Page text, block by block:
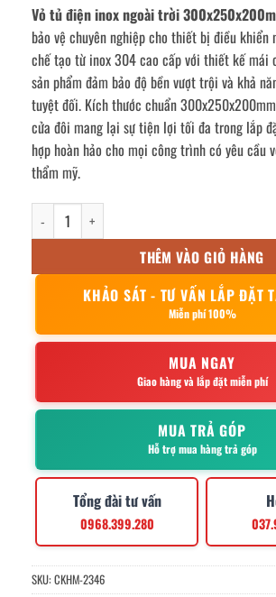
Vỏ tủ điện inox ngoài trời
bảo vệ chuyên nghiệp cho thiết bị điều khiển
chế tạo từ inox 304 cao cấp với thiết kế mái
sản phẩm đảm bảo độ bền vượt trội và khả
tuyệt đối. Kích thước chuẩn
cửa đôi mang lại sự tiện lợi tối đa trong lắp
hợp hoàn hảo cho mọi công trình có yêu cầu
thẩm mỹ.
Vỏ tủ điện inox ngoài trời 300x250x200mm số
THÊM VÀO GIỎ HÀNG
KHẢO SÁT - TƯ VẤN LẮP ĐẶT
Miễn phí 100%
MUA NGAY
Giao hàng và lắp đặt miễn phí
MUA TRẢ GÓP
Hỗ trợ mua hàng trả góp
Tổng đài tư vấn
0968.399.280
SKU: CKHM-2346